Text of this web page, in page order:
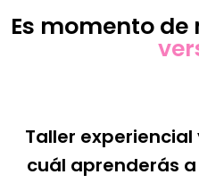
Es momento
Taller experiencial
cuál aprenderás